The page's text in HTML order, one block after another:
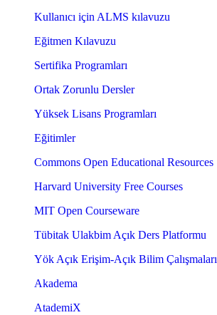
Kullanıcı için ALMS kılavuzu
Eğitmen Kılavuzu
Sertifika Programları
Ortak Zorunlu Dersler
Yüksek Lisans Programları
Eğitimler
Commons Open Educational Resources
Harvard University Free Courses
MIT Open Courseware
Tübitak Ulakbim Açık Ders Platformu
Yök Açık Erişim-Açık Bilim Çalışmaları
Akadema
AtademiX